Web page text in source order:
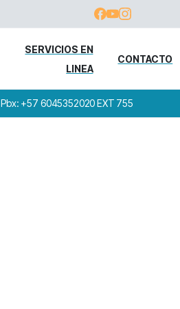
SERVICIOS EN
LINEA
CONTACTO
Pbx: +57 6045352020 EXT 755